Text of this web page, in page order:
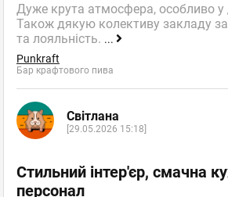
Дуже крута атмосфера, особливо у
Також дякую колективу закладу
та лояльність. ...
Punkraft
Бар крафтового пива
Світлана
[29.05.2026 15:18]
Стильний інтер'єр, смачна
персонал